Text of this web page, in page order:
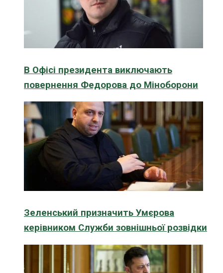
В Офісі президента виключають
повернення Федорова до Міноборони
Зеленський призначить Умєрова
керівником Служби зовнішньої розвідки